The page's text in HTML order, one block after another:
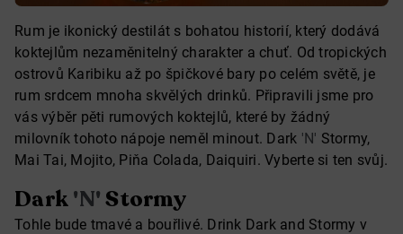
Rum je ikonický destilát s bohatou historií, který dodává
koktejlům nezaměnitelný charakter a chuť. Od tropických
ostrovů Karibiku až po špičkové bary po celém světě, je
rum srdcem mnoha skvělých drinků. Připravili jsme pro
vás výběr pěti rumových koktejlů, které by žádný
milovník tohoto nápoje neměl minout. Dark 'N' Stormy,
Mai Tai, Mojito, Piňa Colada, Daiquiri. Vyberte si ten svůj.
Dark'N'Stormy
Tohle bude tmavé a bouřlivé. Drink Dark and Stormy v